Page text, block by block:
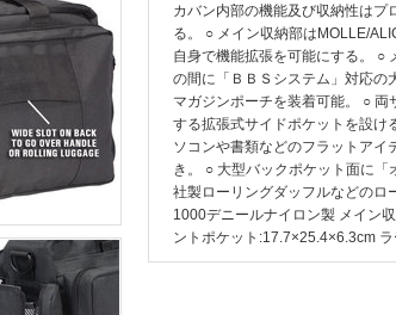
カバン内部の機能及び収納性はプ
る。 ○ メイン収納部はMOLLE/
自身で機能拡張を可能にする。 ○
の間に「ＢＢＳシステム」対応の
マガジンポーチを装着可能。 ○
する拡張式サイドポケットを設け
ソコンや書類などのフラットアイ
き。 ○ 大型バックポケット面に
社製ローリングダッフルなどのロ
1000デニールナイロン製 メイン
ントポケット:17.7×25.4×6.3cm